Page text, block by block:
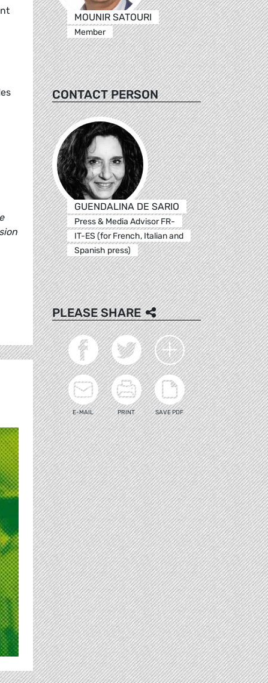
MOUNIR SATOURI
Member
CONTACT PERSON
GUENDALINA DE SARIO
Press & Media Advisor FR-
IT-ES (for French, Italian and
Spanish press)
PLEASE SHARE
E-MAIL PRINT SAVE PDF